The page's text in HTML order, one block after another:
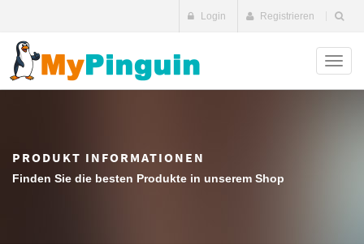
Login Registrieren
PRODUKT INFORMATIONEN
Finden Sie die besten Produkte in unserem Shop